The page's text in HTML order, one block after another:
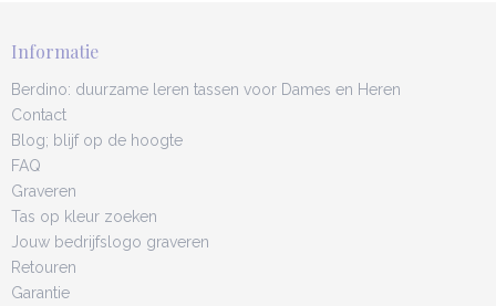
Informatie
Berdino: duurzame leren tassen voor Dames en Heren
Contact
Blog; blijf op de hoogte
FAQ
Graveren
Tas op kleur zoeken
Jouw bedrijfslogo graveren
Retouren
Garantie